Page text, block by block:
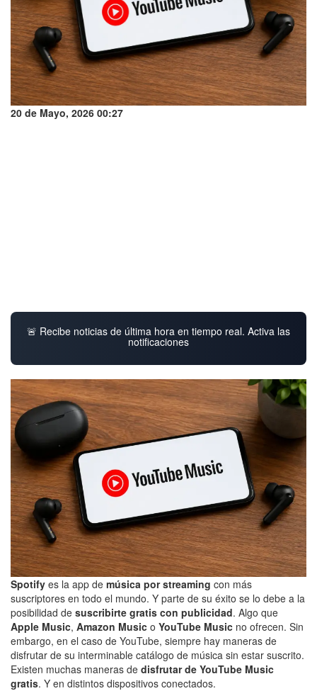
20 de Mayo, 2026 00:27
🚨 Recibe noticias de última hora en tiempo real. Activa las
notificaciones
Spotify es la app de música por streaming con más
suscriptores en todo el mundo. Y parte de su éxito se lo debe a la
posibilidad de suscribirte gratis con publicidad. Algo que
Apple Music, Amazon Music o YouTube Music no ofrecen. Sin
embargo, en el caso de YouTube, siempre hay maneras de
disfrutar de su interminable catálogo de música sin estar suscrito.
Existen muchas maneras de disfrutar de YouTube Music
gratis. Y en distintos dispositivos conectados.